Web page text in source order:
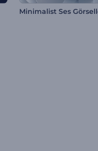
Minimalist Ses